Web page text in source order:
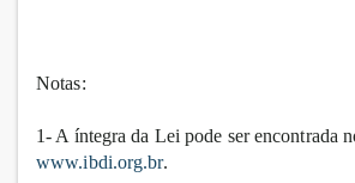
Notas:
1- A íntegra da Lei pode ser encontrada
www.ibdi.org.br.